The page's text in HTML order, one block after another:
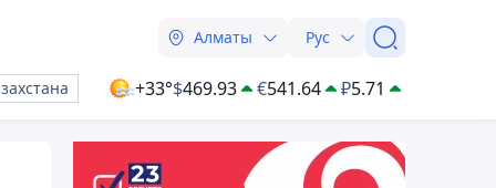
Алматы Рус
+33°$469.93 €541.64 ₽5.71